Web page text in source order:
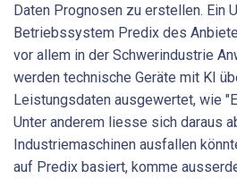
Daten Prognosen zu erstellen. Ein
Betriebssystem Predix des
vor allem in der Schwerindustrie
werden technische Geräte mit KI
Leistungsdaten ausgewertet, wie
Unter anderem liesse sich daraus
Industriemaschinen ausfallen
auf Predix basiert, komme